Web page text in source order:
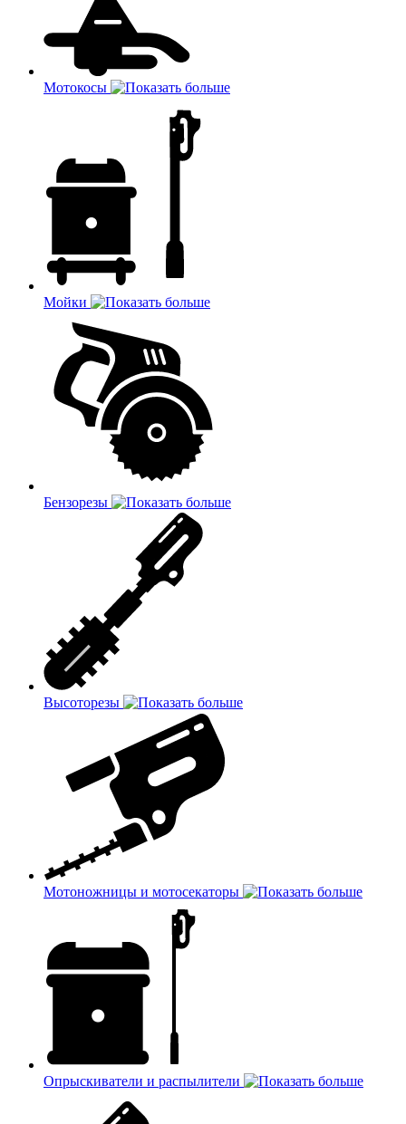
Мотокосы
Мойки
Бензорезы
Высоторезы
Мотоножницы и мотосекаторы
Опрыскиватели и распылители